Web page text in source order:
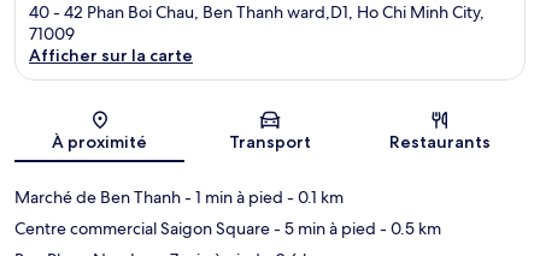
40 - 42 Phan Boi Chau, Ben Thanh ward,D1, Ho Chi Minh City,
71009
Afficher sur la carte
À proximité Transport Restaurants
Marché de Ben Thanh- 1 min à pied - 0.1 km
Centre commercial Saigon Square- 5 min à pied - 0.5 km